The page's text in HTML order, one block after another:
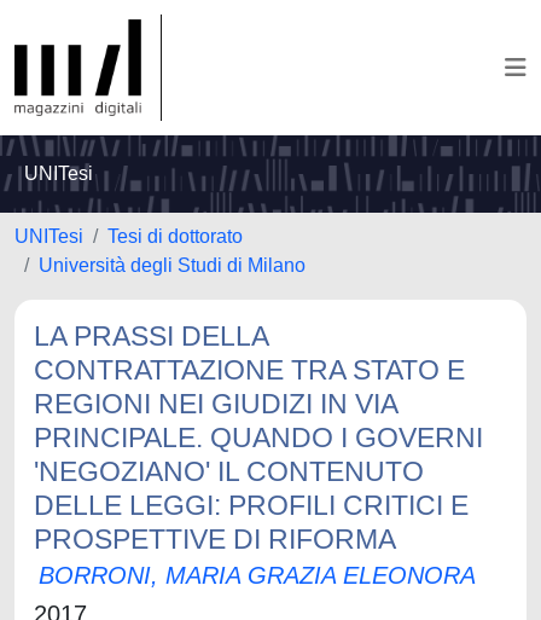
UNITesi
UNITesi
Tesi di dottorato
Università degli Studi di Milano
LA PRASSI DELLA
CONTRATTAZIONE TRA STATO E
REGIONI NEI GIUDIZI IN VIA
PRINCIPALE. QUANDO I GOVERNI
'NEGOZIANO' IL CONTENUTO
DELLE LEGGI: PROFILI CRITICI E
PROSPETTIVE DI RIFORMA
BORRONI, MARIA GRAZIA ELEONORA
2017